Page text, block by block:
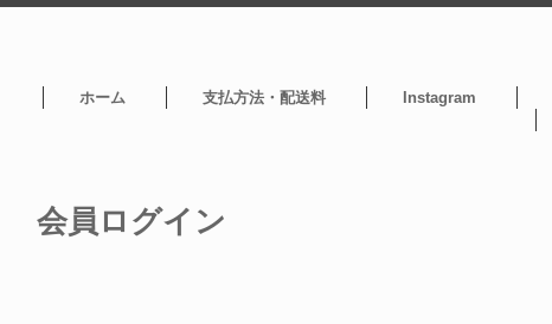
ホーム 支払方法・配送料 Instagram
会員ログイン